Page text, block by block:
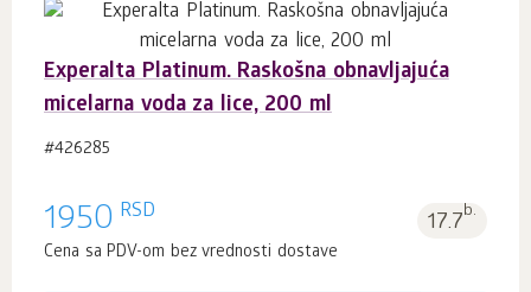
Experalta Platinum. Raskošna obnavljajuća
micelarna voda za lice, 200 ml
#426285
1950 RSD 17.7b.
Cena sa PDV-om bez vrednosti dostave